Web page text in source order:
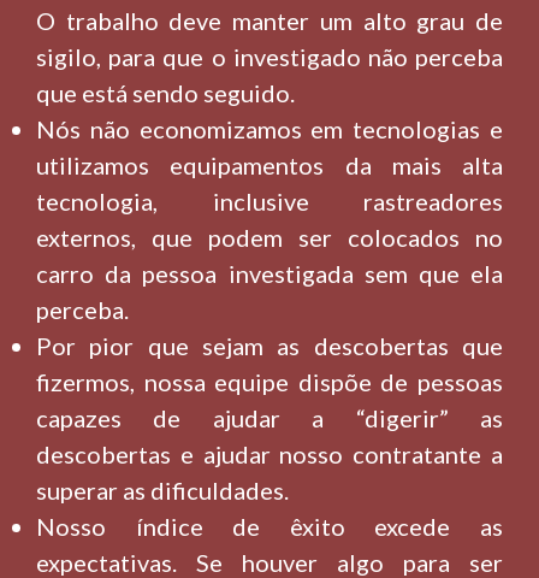
O trabalho deve manter um alto grau de
sigilo, para que o investigado não perceba
que está sendo seguido.
Nós não economizamos em tecnologias e
utilizamos equipamentos da mais alta
tecnologia, inclusive rastreadores
externos, que podem ser colocados no
carro da pessoa investigada sem que ela
perceba.
Por pior que sejam as descobertas que
fizermos, nossa equipe dispõe de pessoas
capazes de ajudar a “digerir” as
descobertas e ajudar nosso contratante a
superar as dificuldades.
Nosso índice de êxito excede as
expectativas. Se houver algo para ser